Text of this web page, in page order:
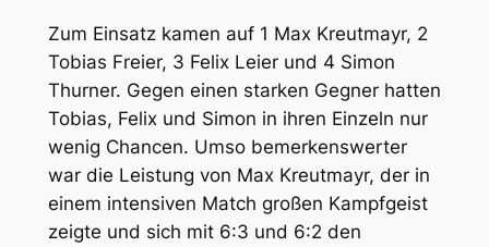
Zum Einsatz kamen auf 1 Max Kreutmayr, 2
Tobias Freier, 3 Felix Leier und 4 Simon
Thurner. Gegen einen starken Gegner hatten
Tobias, Felix und Simon in ihren Einzeln nur
wenig Chancen. Umso bemerkenswerter
war die Leistung von Max Kreutmayr, der in
einem intensiven Match großen Kampfgeist
zeigte und sich mit 6:3 und 6:2 den